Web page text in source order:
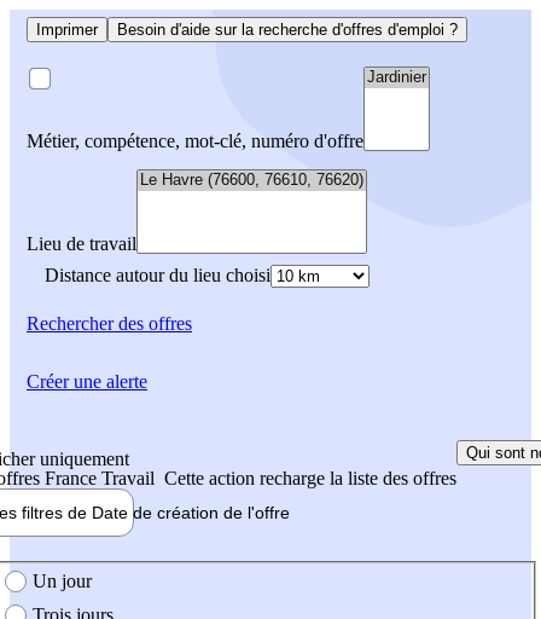
Imprimer Besoin d'aide sur la recherche d'offres d'emploi ?
Métier, compétence, mot-clé, numéro d'offre
Lieu de travail
Distance autour du lieu choisi
Rechercherdes offres
uniquement
France Travail Cette action recharge la liste des offres
Qui sont
filtres de Date de création de l'offre
création de l'offre
Un jour
Trois jours
Créer une alerte